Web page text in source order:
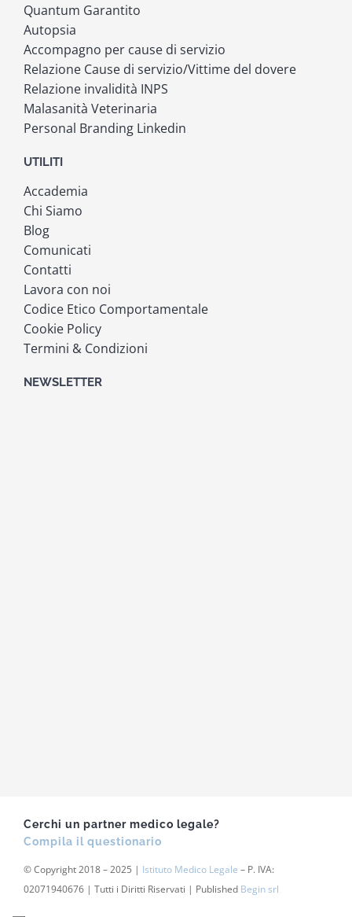
Quantum Garantito
Autopsia
Accompagno per cause di servizio
Relazione Cause di servizio/Vittime del dovere
Relazione invalidità INPS
Malasanità Veterinaria
Personal Branding Linkedin
UTILITI
Accademia
Chi Siamo
Blog
Comunicati
Contatti
Lavora con noi
Codice Etico Comportamentale
Cookie Policy
Termini & Condizioni
NEWSLETTER
Cerchi un partner medico legale?
Compila il questionario
© Copyright 2018 – 2025 | Istituto Medico Legale – P. IVA:
02071940676 | Tutti i Diritti Riservati | Published Begin srl